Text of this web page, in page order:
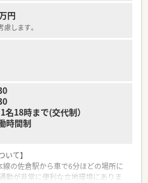
ト】
に専念でき、専門性を高められる点が
ります。
げ社宅制度があり、生活の負担を大
円
します。
18時まで(交代制）
時間制
いて】
の佐倉駅から車で6分ほどの場所に
勤が非常に便利な立地環境にありま